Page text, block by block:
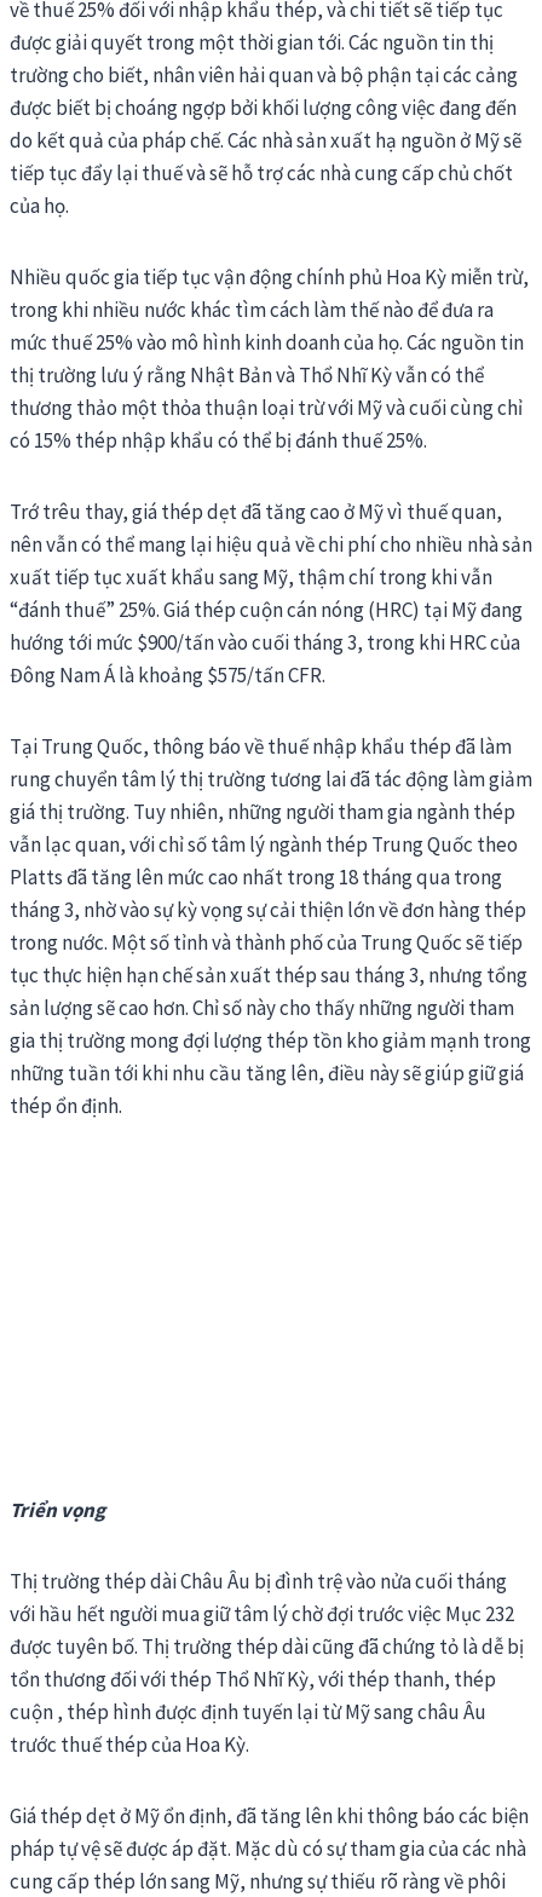
về thuế 25% đối với nhập khẩu thép, và chi tiết sẽ tiếp tục
được giải quyết trong một thời gian tới. Các nguồn tin thị
trường cho biết, nhân viên hải quan và bộ phận tại các cảng
được biết bị choáng ngợp bởi khối lượng công việc đang đến
do kết quả của pháp chế. Các nhà sản xuất hạ nguồn ở Mỹ sẽ
tiếp tục đẩy lại thuế và sẽ hỗ trợ các nhà cung cấp chủ chốt
của họ.
Nhiều quốc gia tiếp tục vận động chính phủ Hoa Kỳ miễn trừ,
trong khi nhiều nước khác tìm cách làm thế nào để đưa ra
mức thuế 25% vào mô hình kinh doanh của họ. Các nguồn tin
thị trường lưu ý rằng Nhật Bản và Thổ Nhĩ Kỳ vẫn có thể
thương thảo một thỏa thuận loại trừ với Mỹ và cuối cùng chỉ
có 15% thép nhập khẩu có thể bị đánh thuế 25%.
Trớ trêu thay, giá thép dẹt đã tăng cao ở Mỹ vì thuế quan,
nên vẫn có thể mang lại hiệu quả về chi phí cho nhiều nhà sản
xuất tiếp tục xuất khẩu sang Mỹ, thậm chí trong khi vẫn
“đánh thuế” 25%. Giá thép cuộn cán nóng (HRC) tại Mỹ đang
hướng tới mức $900/tấn vào cuối tháng 3, trong khi HRC của
Đông Nam Á là khoảng $575/tấn CFR.
Tại Trung Quốc, thông báo về thuế nhập khẩu thép đã làm
rung chuyển tâm lý thị trường tương lai đã tác động làm giảm
giá thị trường. Tuy nhiên, những người tham gia ngành thép
vẫn lạc quan, với chỉ số tâm lý ngành thép Trung Quốc theo
Platts đã tăng lên mức cao nhất trong 18 tháng qua trong
tháng 3, nhờ vào sự kỳ vọng sự cải thiện lớn về đơn hàng thép
trong nước. Một số tỉnh và thành phố của Trung Quốc sẽ tiếp
tục thực hiện hạn chế sản xuất thép sau tháng 3, nhưng tổng
sản lượng sẽ cao hơn. Chỉ số này cho thấy những người tham
gia thị trường mong đợi lượng thép tồn kho giảm mạnh trong
những tuần tới khi nhu cầu tăng lên, điều này sẽ giúp giữ giá
thép ổn định.
Triển vọng
Thị trường thép dài Châu Âu bị đình trệ vào nửa cuối tháng
với hầu hết người mua giữ tâm lý chờ đợi trước việc Mục 232
được tuyên bố. Thị trường thép dài cũng đã chứng tỏ là dễ bị
tổn thương đối với thép Thổ Nhĩ Kỳ, với thép thanh, thép
cuộn , thép hình được định tuyến lại từ Mỹ sang châu Âu
trước thuế thép của Hoa Kỳ.
Giá thép dẹt ở Mỹ ổn định, đã tăng lên khi thông báo các biện
pháp tự vệ sẽ được áp đặt. Mặc dù có sự tham gia của các nhà
cung cấp thép lớn sang Mỹ, nhưng sự thiếu rõ ràng về phôi